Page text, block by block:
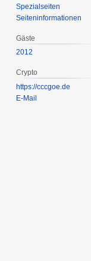
Spezialseiten
Seiten­­informationen
Gäste
2012
Crypto
https://cccgoe.de
E-Mail